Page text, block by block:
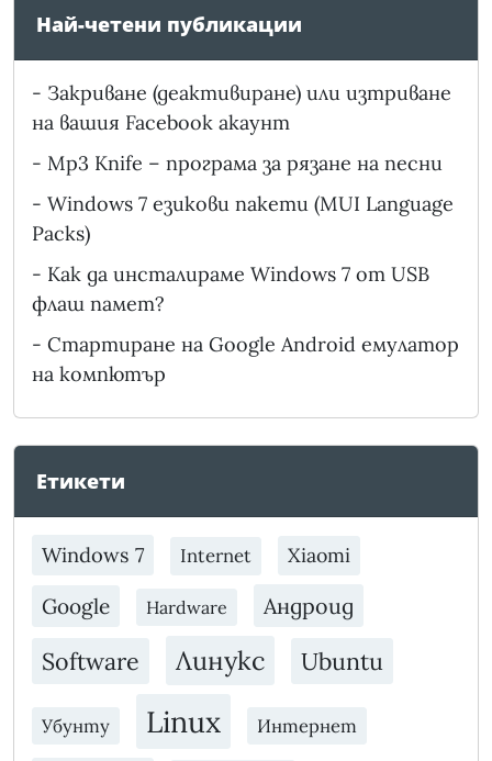
Най-четени публикации
- Закриване (деактивиране) или изтриване
на вашия Facebook акаунт
- Mp3 Knife – програма за рязане на песни
- Windows 7 езикови пакети (MUI Language
Packs)
- Как да инсталираме Windows 7 от USB
флаш памет?
- Стартиране на Google Android емулатор
на компютър
Етикети
Windows 7 Internet Xiaomi
Google Hardware Андроид
Software Линукс Ubuntu
Убунту Linux Интернет